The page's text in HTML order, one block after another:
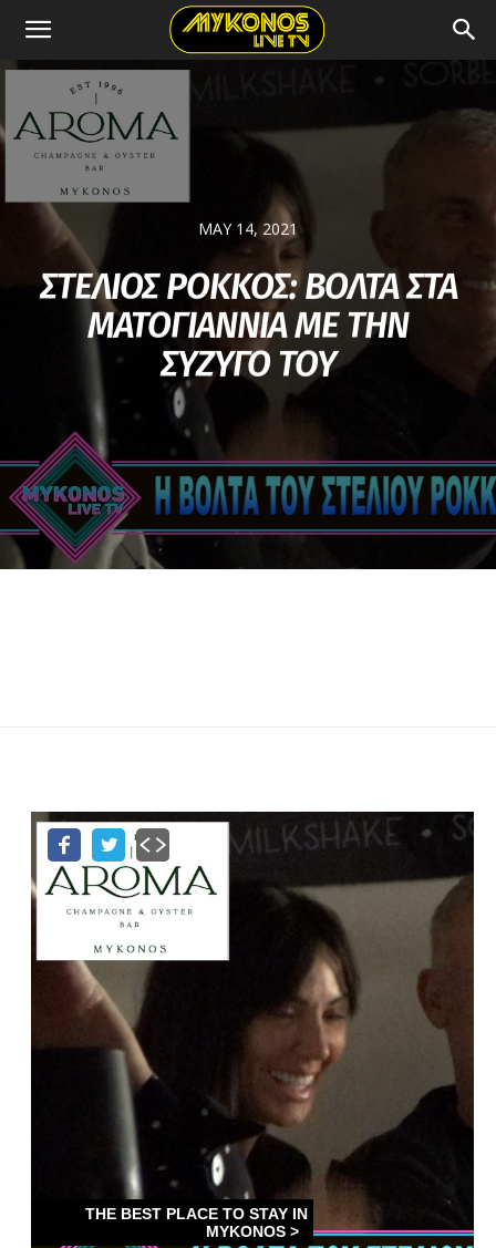
MAY 14, 2021
ΣΤΕΛΙΟΣ ΡΟΚΚΟΣ: ΒΟΛΤΑ ΣΤΑ
ΜΑΤΟΓΙΑΝΝΙΑ ΜΕ ΤΗΝ
ΣΥΖΥΓΟ ΤΟΥ